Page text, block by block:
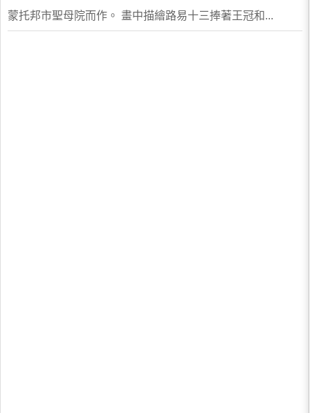
蒙托邦市聖母院而作。 畫中描繪路易十三捧著王冠和...